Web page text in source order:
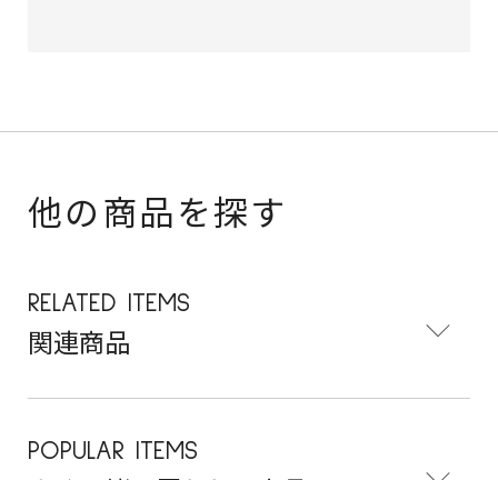
他の商品を探す
RELATED ITEMS
関連商品
POPULAR ITEMS